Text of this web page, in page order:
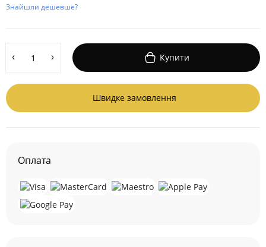
Знайшли дешевше?
Купити
Швидке замовлення
Оплата